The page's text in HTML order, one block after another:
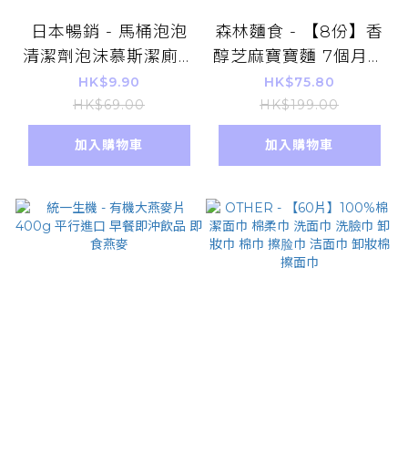
日本暢銷 - 馬桶泡泡
清潔劑泡沫慕斯潔廁神
器凈廁所除垢抑菌除臭
味去黃強力劑(平行進
口)
HK$9.90
HK$69.00
加入購物車
森林麵食 - 【8份】香
醇芝麻寶寶麵 7個月以
上嬰幼兒麵 (平行進
口) 無鹽寶寶麵 低鈉
BB麵 新舊包裝隨機發
貨
HK$75.80
HK$199.00
加入購物車